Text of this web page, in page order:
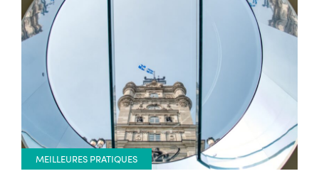
MEILLEURES PRATIQUES